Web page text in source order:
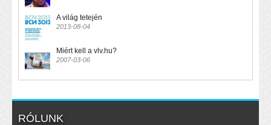
A világ tetején
2013-08-04
Miért kell a vlv.hu?
2007-03-06
RÓLUNK